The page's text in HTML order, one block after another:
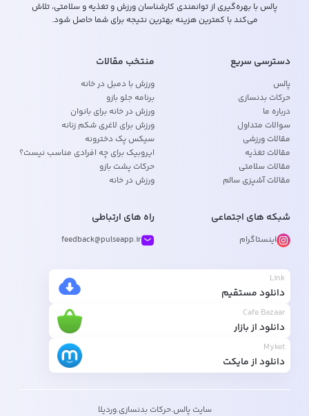
پالس با بهره‌گیری از توانمندی کارشناسان ورزش و تغذیه و سلامتی، تلاش
می‌کند با کمترین هزینه بهترین نتیجه برای شما حاصل شود.
دسترسی سریع
پالس
حرکات بدنسازی
درباره ما
سوالات متداول
مقالات ورزشی
مقالات تغذیه
مقالات سلامتی
مقالات آشپزی سالم
منتخب مقالات
ورزش با دمبل در خانه
برنامه جلو بازو
ورزش در خانه برای بانوان
ورزش برای لاغری شکم زنانه
سیکس پک دخترونه
ایروبیک برای چه افرادی مناسب نیست؟
حرکات پشت بازو
ورزش در خانه
شبکه های اجتماعی
اینستاگرام
راه های ارتباطی
feedback@pulseapp.ir
Link
دانلود مستقیم
Cafe Bazaar
دانلود از بازار
Myket
دانلود از مایکت
سایت پالس.حرکات بدنسازی.وردیلا